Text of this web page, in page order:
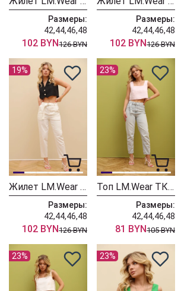
Размеры:
42,44,46,48
102 BYN126 BYN
Размеры:
42,44,46,48
102 BYN126 BYN
19%
Жилет LM.Wear ТК 2004
Размеры:
42,44,46,48
102 BYN126 BYN
23%
Топ LM.Wear ТК 1008
Размеры:
42,44,46,48
81 BYN105 BYN
23% 23%